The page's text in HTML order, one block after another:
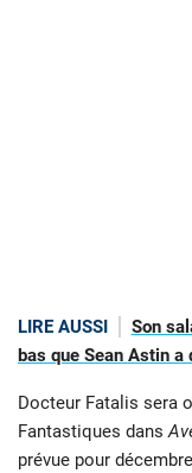
LIRE AUSSI
Son
bas que Sean Astin a
Docteur Fatalis sera
Fantastiques dans
prévue pour